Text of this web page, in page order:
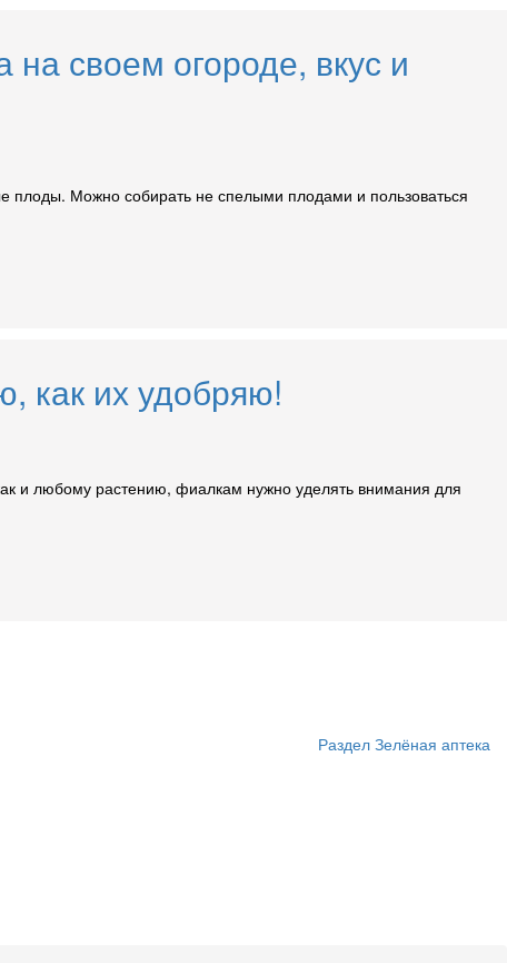
своем огороде, вкус и
плоды. Можно собирать не спелыми плодами и пользоваться
как их удобряю!
и любому растению, фиалкам нужно уделять внимания для
Раздел Зелёная аптека